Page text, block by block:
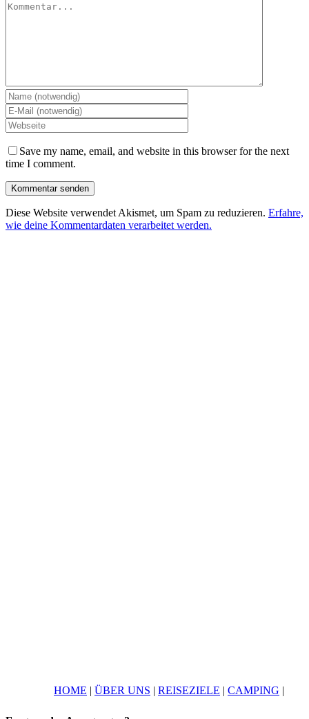
Save my name, email, and website in this browser for the next
time I comment.
Diese Website verwendet Akismet, um Spam zu reduzieren. Erfahre,
wie deine Kommentardaten verarbeitet werden.
HOME | ÜBER UNS | REISEZIELE | CAMPING |